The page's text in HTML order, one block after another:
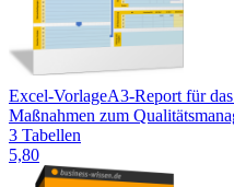
Excel-VorlageA3-Report für
Maßnahmen zum
3 Tabellen
5,80